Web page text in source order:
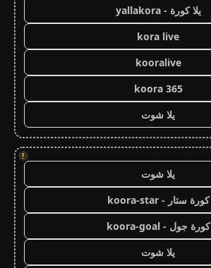
يلا كورة - yallakora
kora live
kooralive
koora 365
يلا شوت
!
يلا شوت
كورة ستار - koora-star
كورة جول - koora-goal
يلا شوت